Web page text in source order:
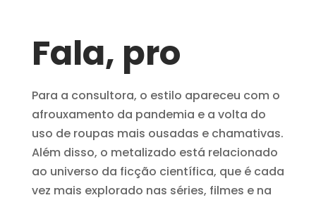
Fala, pro
Para a consultora, o estilo apareceu com o
afrouxamento da pandemia e a volta do
uso de roupas mais ousadas e chamativas.
Além disso, o metalizado está relacionado
ao universo da ficção científica, que é cada
vez mais explorado nas séries, filmes e na